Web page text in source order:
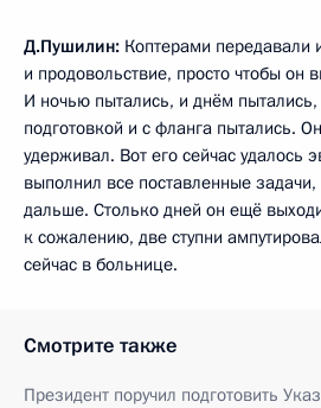
Д.Пушилин: Коптерами передавали
и продовольствие, просто чтобы он
И ночью пытались, и днём пытались,
подготовкой и с фланга пытались.
удерживал. Вот его сейчас удалось
выполнил все поставленные
дальше. Столько дней он ещё
к сожалению, две ступни
сейчас в больнице.
Смотрите также
Президент поручил подготовить